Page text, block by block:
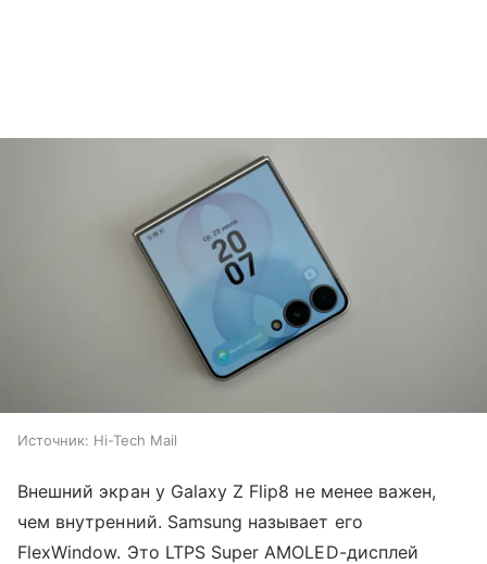
Источник: Hi-Tech Mail
Внешний экран у Galaxy Z Flip8 не менее важен,
чем внутренний. Samsung называет его
FlexWindow. Это LTPS Super AMOLED-дисплей